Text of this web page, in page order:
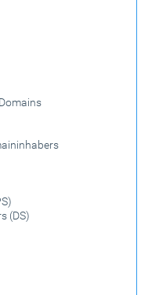
(DS)